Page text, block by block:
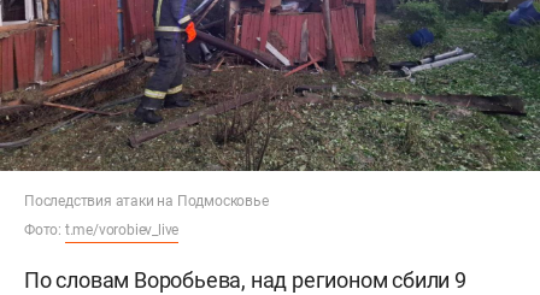
Последствия атаки на Подмосковье
Фото: t.me/vorobiev_live
По словам Воробьева, над регионом сбили 9